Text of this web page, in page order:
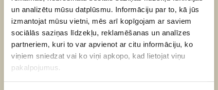
un analizētu mūsu datplūsmu. Informāciju par to, kā jūs
izmantojat mūsu vietni, mēs arī kopīgojam ar saviem
sociālās saziņas līdzekļu, reklamēšanas un analīzes
partneriem, kuri to var apvienot ar citu informāciju, ko
viņiem sniedzat vai ko viņi apkopo, kad lietojat viņu
pakalpojumus.
pašiem būs iespēja iejusties aktiera darbā un sajust,
kādas prasmes ir nepieciešams leļļu vadīšanā. Tā būs
lieliska iespēja piedzīvot teātra maģiju no cita skatu
punkta!
Garums: